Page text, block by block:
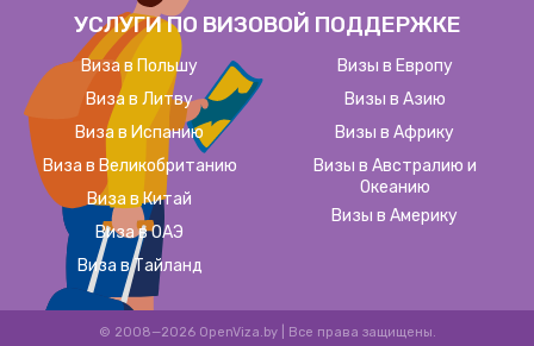
УСЛУГИ ПО ВИЗОВОЙ ПОДДЕРЖКЕ
Виза в Польшу
Виза в Литву
Виза в Испанию
Виза в Великобританию
Виза в Китай
Виза в ОАЭ
Виза в Тайланд
Визы в Европу
Визы в Азию
Визы в Африку
Визы в Австралию и
Океанию
Визы в Америку
© 2008—2026 OpenViza.by Все права защищены.